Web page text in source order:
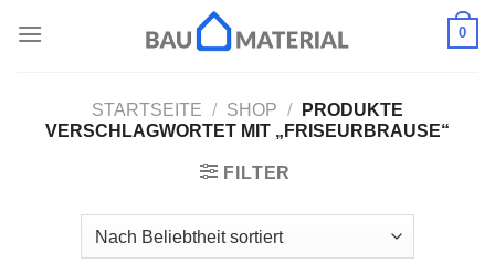
Inhalt
0
STARTSEITE / SHOP /
PRODUKTE
VERSCHLAGWORTET MIT „FRISEURBRAUSE“
FILTER